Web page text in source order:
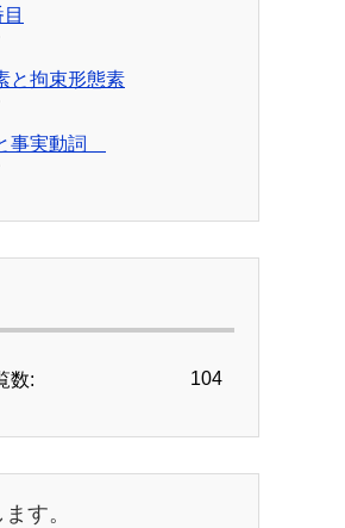
と拘束形態素
事実動詞
104
数:
す。